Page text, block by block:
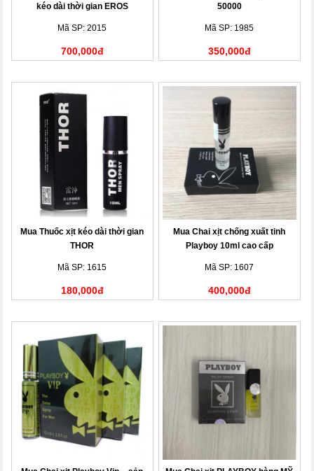
kéo dài thời gian EROS
Mã SP: 2015
700,000đ
50000
Mã SP: 1985
350,000đ
Mua Thuốc xịt kéo dài thời gian
THOR
Mã SP: 1615
180,000đ
Mua Chai xịt chống xuất tinh
Playboy 10ml cao cấp
Mã SP: 1607
400,000đ